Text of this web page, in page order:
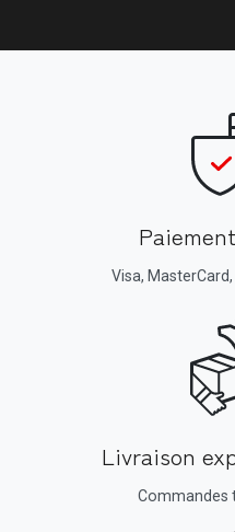
Visa,
Livraison
Commandes